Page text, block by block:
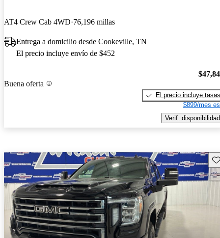
AT4 Crew Cab 4WD 76,196 millas
Entrega a domicilio desde Cookeville, TN
El precio incluye envío de $452
Buena oferta
El precio incluye tasas
$899/mes
Verif. disponibilidad